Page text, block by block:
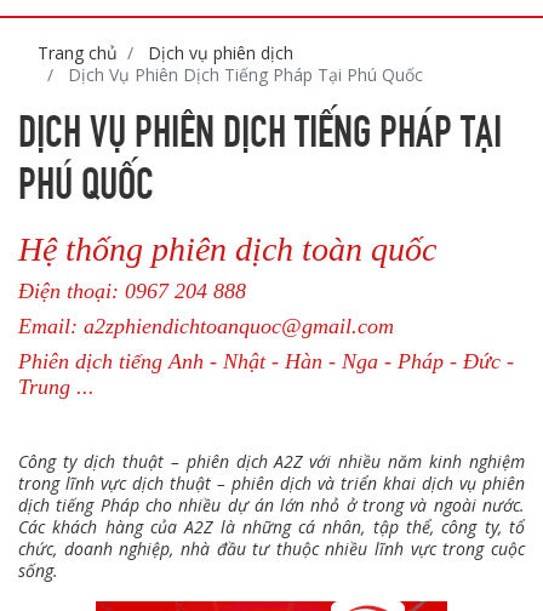
Trang chủ
Dịch vụ phiên dịch
Dịch Vụ Phiên Dịch Tiếng Pháp Tại Phú Quốc
DỊCH VỤ PHIÊN DỊCH TIẾNG PHÁP TẠI
PHÚ QUỐC
Hệ thống phiên dịch toàn quốc
Điện thoại: 0967 204 888
Email: a2zphiendichtoanquoc@gmail.com
Phiên dịch tiếng Anh - Nhật - Hàn - Nga - Pháp - Đức -
Trung ...
Công ty dịch thuật – phiên dịch A2Z với nhiều năm kinh nghiệm
trong lĩnh vực dịch thuật – phiên dịch và triển khai dịch vụ phiên
dịch tiếng Pháp cho nhiều dự án lớn nhỏ ở trong và ngoài nước.
Các khách hàng của A2Z là những cá nhân, tập thể, công ty, tổ
chức, doanh nghiệp, nhà đầu tư thuộc nhiều lĩnh vực trong cuộc
sống.